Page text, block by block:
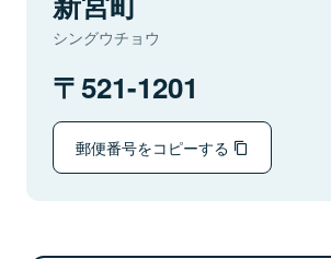
シングウチョウ
521-1201
郵便番号をコピーする